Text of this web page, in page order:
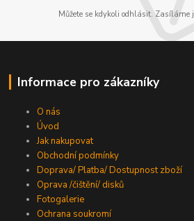
Můžete se kdykoli odhlásit. Zasíláme
Informace pro zákazníky
O nás
Úvod
Jak nakupovat
Obchodní podmínky
Doprava/ Platba/ Dostupnost zboží
Oprava /čištění/ disků
Fotogalerie
Ochrana soukromí